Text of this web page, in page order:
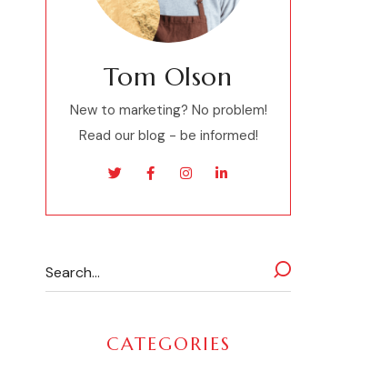
Tom Olson
New to marketing? No problem!
Read our blog - be informed!
CATEGORIES